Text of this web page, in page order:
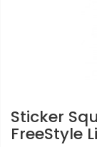
Sticker
FreeStyle